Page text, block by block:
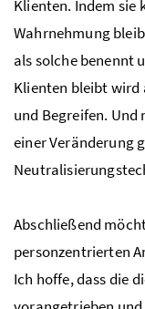
Klienten. Indem sie
Wahrnehmung
als solche benennt
Klienten bleibt wird
und Begreifen. Und
einer Veränderung
Abschließend
personzentrierten
Ich hoffe, dass die